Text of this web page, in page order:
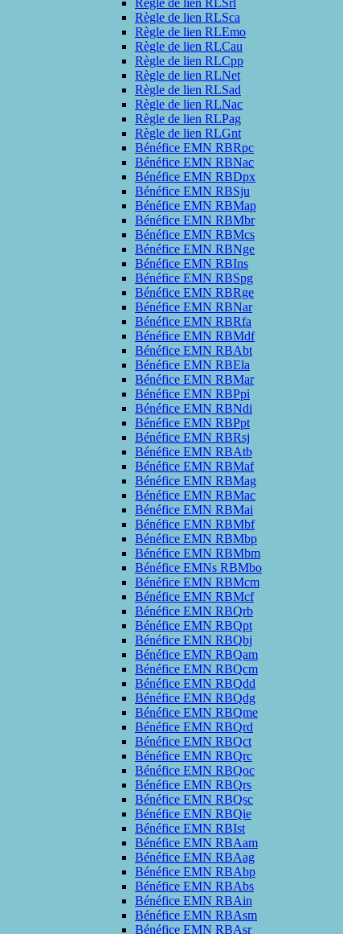
Règle de lien RLSrl
Règle de lien RLSca
Règle de lien RLEmo
Règle de lien RLCau
Règle de lien RLCpp
Règle de lien RLNet
Règle de lien RLSad
Règle de lien RLNac
Règle de lien RLPag
Règle de lien RLGnt
Bénéfice EMN RBRpc
Bénéfice EMN RBNac
Bénéfice EMN RBDpx
Bénéfice EMN RBSju
Bénéfice EMN RBMap
Bénéfice EMN RBMbr
Bénéfice EMN RBMcs
Bénéfice EMN RBNge
Bénéfice EMN RBIns
Bénéfice EMN RBSpg
Bénéfice EMN RBRge
Bénéfice EMN RBNar
Bénéfice EMN RBRfa
Bénéfice EMN RBMdf
Bénéfice EMN RBAbt
Bénéfice EMN RBEla
Bénéfice EMN RBMar
Bénéfice EMN RBPpi
Bénéfice EMN RBNdi
Bénéfice EMN RBPpt
Bénéfice EMN RBRsj
Bénéfice EMN RBAtb
Bénéfice EMN RBMaf
Bénéfice EMN RBMag
Bénéfice EMN RBMac
Bénéfice EMN RBMai
Bénéfice EMN RBMbf
Bénéfice EMN RBMbp
Bénéfice EMN RBMbm
Bénéfice EMNs RBMbo
Bénéfice EMN RBMcm
Bénéfice EMN RBMcf
Bénéfice EMN RBQrb
Bénéfice EMN RBQpt
Bénéfice EMN RBQbj
Bénéfice EMN RBQam
Bénéfice EMN RBQcm
Bénéfice EMN RBQdd
Bénéfice EMN RBQdg
Bénéfice EMN RBQme
Bénéfice EMN RBQrd
Bénéfice EMN RBQct
Bénéfice EMN RBQrc
Bénéfice EMN RBQoc
Bénéfice EMN RBQrs
Bénéfice EMN RBQsc
Bénéfice EMN RBQie
Bénéfice EMN RBIst
Bénéfice EMN RBAam
Bénéfice EMN RBAag
Bénéfice EMN RBAbp
Bénéfice EMN RBAbs
Bénéfice EMN RBAin
Bénéfice EMN RBAsm
Bénéfice EMN RBAsr